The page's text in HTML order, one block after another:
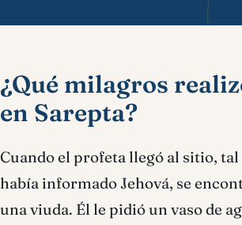
¿Qué milagros
en Sarepta?
Cuando el profeta llegó al sitio, tal
había informado Jehová, se
una viuda. Él le pidió un vaso de